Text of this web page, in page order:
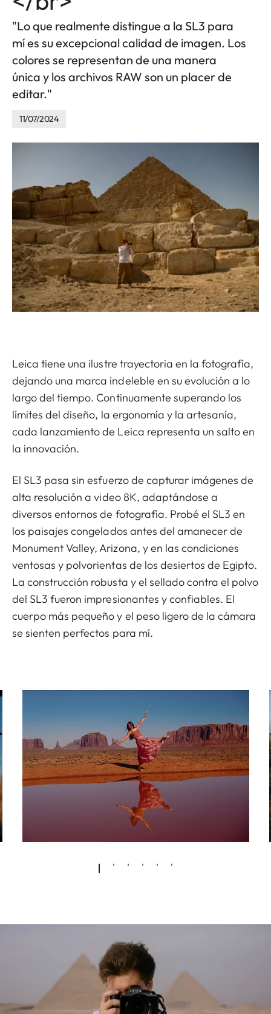
"Lo que realmente distingue a la SL3 para
mí es su excepcional calidad de imagen. Los
colores se representan de una manera
única y los archivos RAW son un placer de
editar."
11/07/2024
Leica tiene una ilustre trayectoria en la fotografía,
dejando una marca indeleble en su evolución a lo
largo del tiempo. Continuamente superando los
límites del diseño, la ergonomía y la artesanía,
cada lanzamiento de Leica representa un salto en
la innovación.
El SL3 pasa sin esfuerzo de capturar imágenes de
alta resolución a video 8K, adaptándose a
diversos entornos de fotografía. Probé el SL3 en
los paisajes congelados antes del amanecer de
Monument Valley, Arizona, y en las condiciones
ventosas y polvorientas de los desiertos de Egipto.
La construcción robusta y el sellado contra el polvo
del SL3 fueron impresionantes y confiables. El
cuerpo más pequeño y el peso ligero de la cámara
se sienten perfectos para mí.